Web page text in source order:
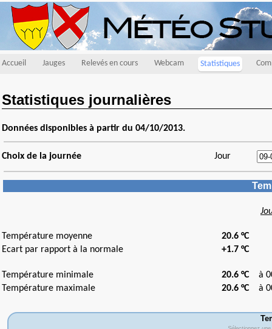
Accueil Jauges Relevés en cours Webcam Statistiques
Statistiques journalières
Données disponibles à partir du 04/10/2013.
Choix de la journée Jour
Température moyenne
20.6 °C
Ecart par rapport à la normale
+1.7 °C
Température minimale 20.6 °Cà
Température maximale
20.6 °Cà